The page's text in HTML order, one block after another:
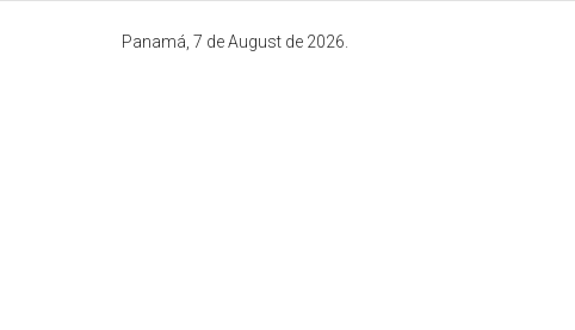
Panamá, 7 de August de 2026.